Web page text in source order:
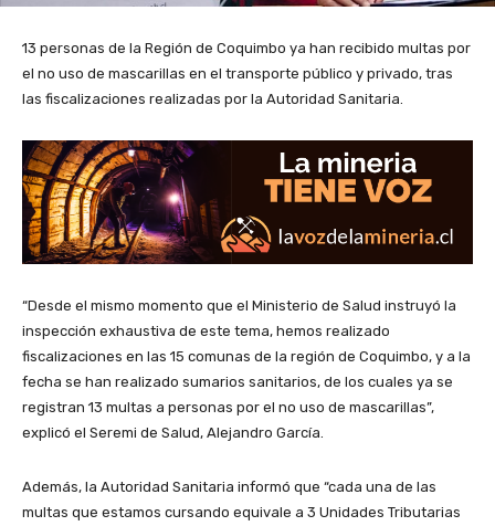
13 personas de la Región de Coquimbo ya han recibido multas por
el no uso de mascarillas en el transporte público y privado, tras
las fiscalizaciones realizadas por la Autoridad Sanitaria.
“Desde el mismo momento que el Ministerio de Salud instruyó la
inspección exhaustiva de este tema, hemos realizado
fiscalizaciones en las 15 comunas de la región de Coquimbo, y a la
fecha se han realizado sumarios sanitarios, de los cuales ya se
registran 13 multas a personas por el no uso de mascarillas”,
explicó el Seremi de Salud, Alejandro García.
Además, la Autoridad Sanitaria informó que “cada una de las
multas que estamos cursando equivale a 3 Unidades Tributarias